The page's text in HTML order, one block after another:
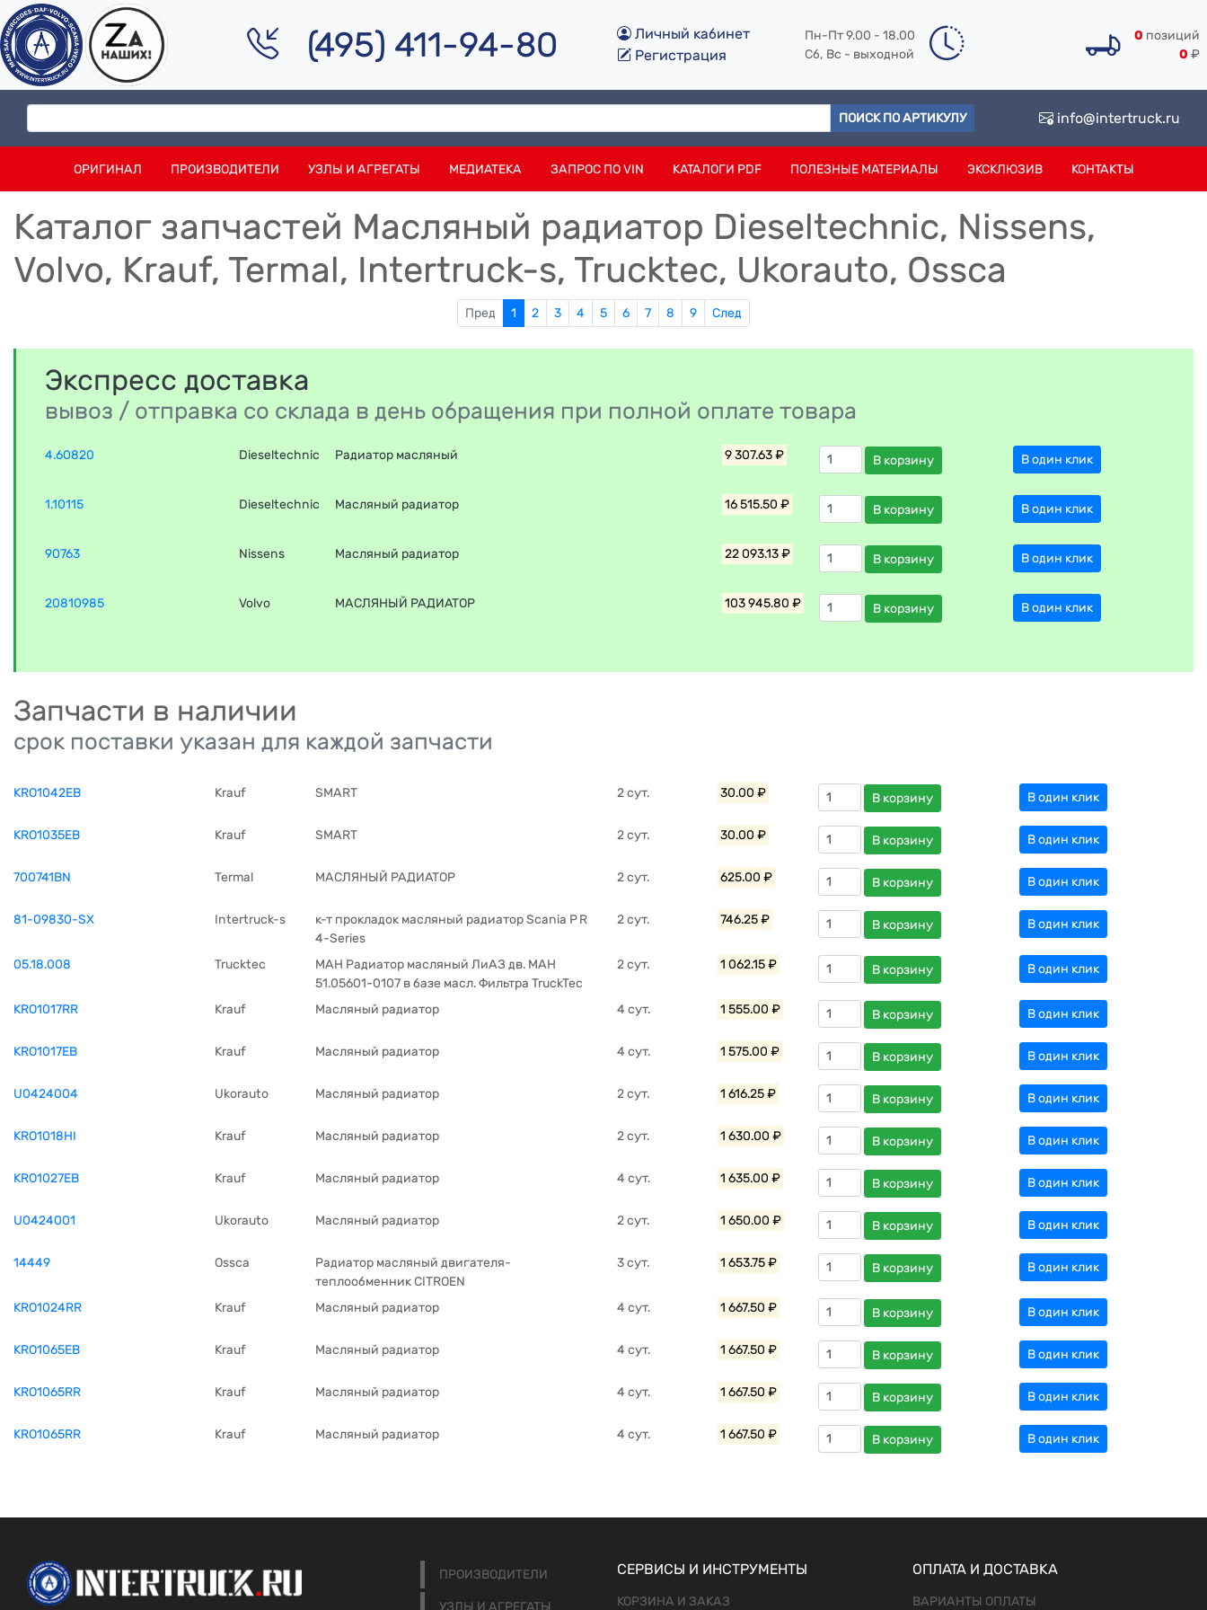
(495) 411-94-80
Личный кабинет
Регистрация
Пн-Пт 9.00 - 18.00
Сб, Вс - выходной
0 позиций
0 ₽
ПОИСК ПО АРТИКУЛУ info@intertruck.ru
ОРИГИНАЛ ПРОИЗВОДИТЕЛИ УЗЛЫ И АГРЕГАТЫ МЕДИАТЕКА ЗАПРОС ПО VIN КАТАЛОГИ PDF ПОЛЕЗНЫЕ МАТЕРИАЛЫ ЭКСКЛЮЗИВ КОНТАКТЫ
Каталог запчастей Масляный радиатор Dieseltechnic, Nissens,
Volvo, Krauf, Termal, Intertruck-s, Trucktec, Ukorauto, Ossca
Пред 1 2 3 4 5 6 7 8 9 След
Экспресс доставка
вывоз / отправка со склада в день обращения при полной оплате товара
4.60820 Dieseltechnic Радиатор масляный 9 307.63 ₽ В корзину В один клик
1.10115 Dieseltechnic Масляный радиатор 16 515.50 ₽ В корзину В один клик
90763 Nissens Масляный радиатор 22 093.13 ₽ В корзину В один клик
20810985 Volvo МАСЛЯНЫЙ РАДИАТОР 103 945.80 ₽ В корзину В один клик
Запчасти в наличии
срок поставки указан для каждой запчасти
KRO1042EB Krauf SMART 2 сут. 30.00 ₽ В корзину В один клик
KRO1035EB Krauf SMART 2 сут. 30.00 ₽ В корзину В один клик
700741BN Termal МАСЛЯНЫЙ РАДИАТОР 2 сут. 625.00 ₽ В корзину В один клик
81-09830-SX Intertruck-s
к-т прокладок масляный радиатор Scania P R
4-Series
2 сут. 746.25 ₽ В корзину В один клик
05.18.008 Trucktec
МАН Радиатор масляный ЛиАЗ дв. МАН
51.05601-0107 в базе масл. Фильтра TruckTec
2 сут. 1 062.15 ₽ В корзину В один клик
KRO1017RR Krauf Масляный радиатор 4 сут. 1 555.00 ₽ В корзину В один клик
KRO1017EB Krauf Масляный радиатор 4 сут. 1 575.00 ₽ В корзину В один клик
U0424004 Ukorauto Масляный радиатор 2 сут. 1 616.25 ₽ В корзину В один клик
KRO1018HI Krauf Масляный радиатор 2 сут. 1 630.00 ₽ В корзину В один клик
KRO1027EB Krauf Масляный радиатор 4 сут. 1 635.00 ₽ В корзину В один клик
U0424001 Ukorauto Масляный радиатор 2 сут. 1 650.00 ₽ В корзину В один клик
14449 Ossca
Радиатор масляный двигателя-
теплообменник CITROEN
3 сут. 1 653.75 ₽ В корзину В один клик
KRO1024RR Krauf Масляный радиатор 4 сут. 1 667.50 ₽ В корзину В один клик
KRO1065EB Krauf Масляный радиатор 4 сут. 1 667.50 ₽ В корзину В один клик
KRO1065RR Krauf Масляный радиатор 4 сут. 1 667.50 ₽ В корзину В один клик
KRO1065RR Krauf Масляный радиатор 4 сут. 1 667.50 ₽ В корзину В один клик
ПРОИЗВОДИТЕЛИ
УЗЛЫ И АГРЕГАТЫ
СЕРВИСЫ И ИНСТРУМЕНТЫ
КОРЗИНА И ЗАКАЗ
ОПЛАТА И ДОСТАВКА
ВАРИАНТЫ ОПЛАТЫ